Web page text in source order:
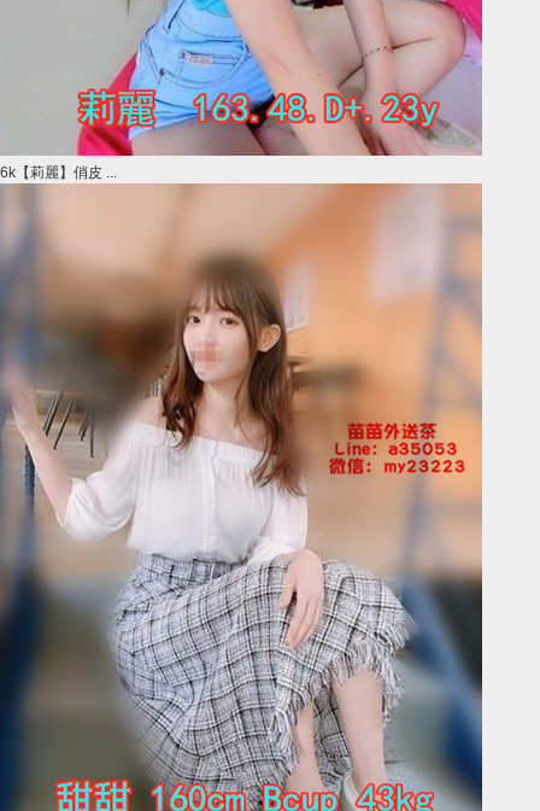
6k【莉麗】俏皮 ...